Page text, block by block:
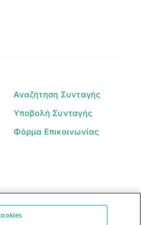
Αναζήτηση Συνταγής
Υποβολή Συνταγής
Φόρμα Επικοινωνίας